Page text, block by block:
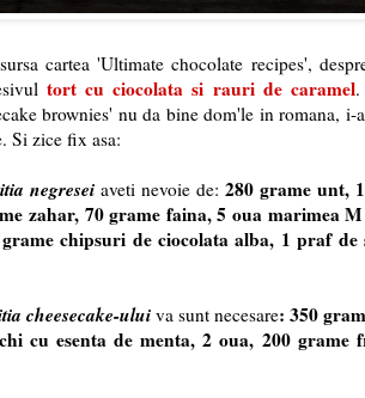
cartea 'Ultimate chocolate recipes',
tort cu ciocolata si rauri de caramel.
brownies' nu da bine dom'le in romana,
Si zice fix asa:
negresei aveti nevoie de: 280 grame unt,
zahar, 70 grame faina, 5 oua marimea
grame chipsuri de ciocolata alba, 1 praf
cheesecake-ului va sunt necesare: 350
cu esenta de menta, 2 oua, 200 grame